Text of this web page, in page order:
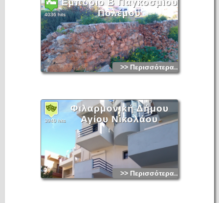
Εμπόδιο Β Παγκοσμίου
Πολέμου
4036 hits
>> Περισσότερα...
Φιλαρμονική Δήμου
Αγίου Νικολάου
3940 hits
>> Περισσότερα...